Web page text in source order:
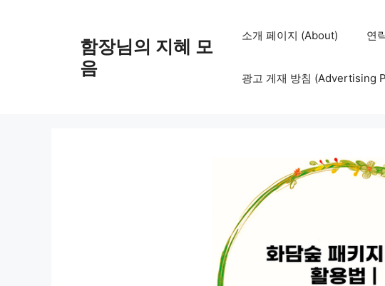
함장님의 지혜 모
음
소개 페이지 (About) 연
광고 게재 방침 (Advertising